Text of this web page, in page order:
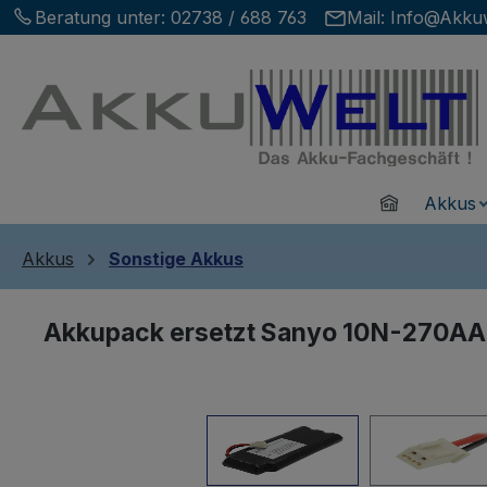
Hauptinhalt springen
Zur Suche springen
Zur Hauptnavigation springen
Beratung unter: 02738 / 688 763 Mail:
HomeAkkus
Akkus Sonstige Akkus
Akkupack ersetzt Sanyo 10N-270AA